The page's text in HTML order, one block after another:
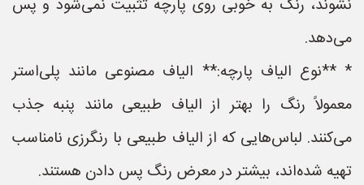
نشوند، رنگ به خوبی روی پارچه تثبیت نمی‌شود و پس
می‌دهد.
* **نوع الیاف پارچه:** الیاف مصنوعی مانند پلی‌استر
معمولاً رنگ را بهتر از الیاف طبیعی مانند پنبه جذب
می‌کنند. لباس‌هایی که از الیاف طبیعی با رنگرزی نامناسب
تهیه شده‌اند، بیشتر در معرض رنگ پس دادن هستند.